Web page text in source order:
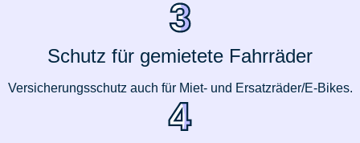
Schutz für gemietete Fahrräder
Versicherungsschutz auch für Miet- und Ersatzräder/E-Bikes.